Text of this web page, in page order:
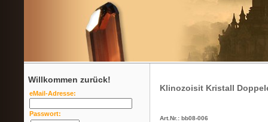
Willkommen zurück!
eMail-Adresse:
Passwort:
Klinozoisit Kristall
Art.Nr.: bb08-006